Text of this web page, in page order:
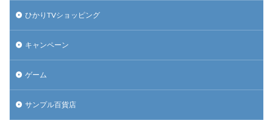
ひかりTVショッピング
キャンペーン
ゲーム
サンプル百貨店